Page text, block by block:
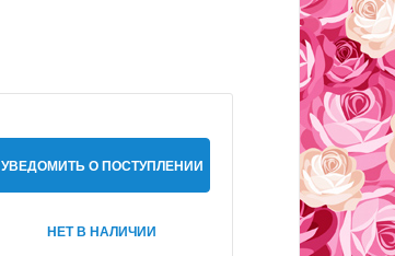
УВЕДОМИТЬ О ПОСТУПЛЕНИИ
НЕТ В НАЛИЧИИ